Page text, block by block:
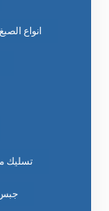
انواع
تسليك
جبس